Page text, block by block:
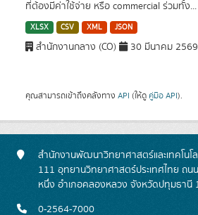
ที่ต้องมีค่าใช้จ่าย หรือ commercial ร่วมทั้ง...
XLSX CSV XML JSON
สำนักงานกลาง (CO) 30 มีนาคม 2569
คุณสามารถเข้าถึงคลังทาง API (ให้ดู คู่มือ API).
สำนักงานพัฒนาวิทยาศาสตร์และเทคโนโ
111 อุทยานวิทยาศาสตร์ประเทศไทย ถ
หนึ่ง อำเภอคลองหลวง จังหวัดปทุมธานี
0-2564-7000